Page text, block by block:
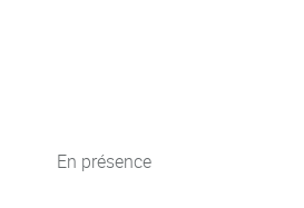
En présence